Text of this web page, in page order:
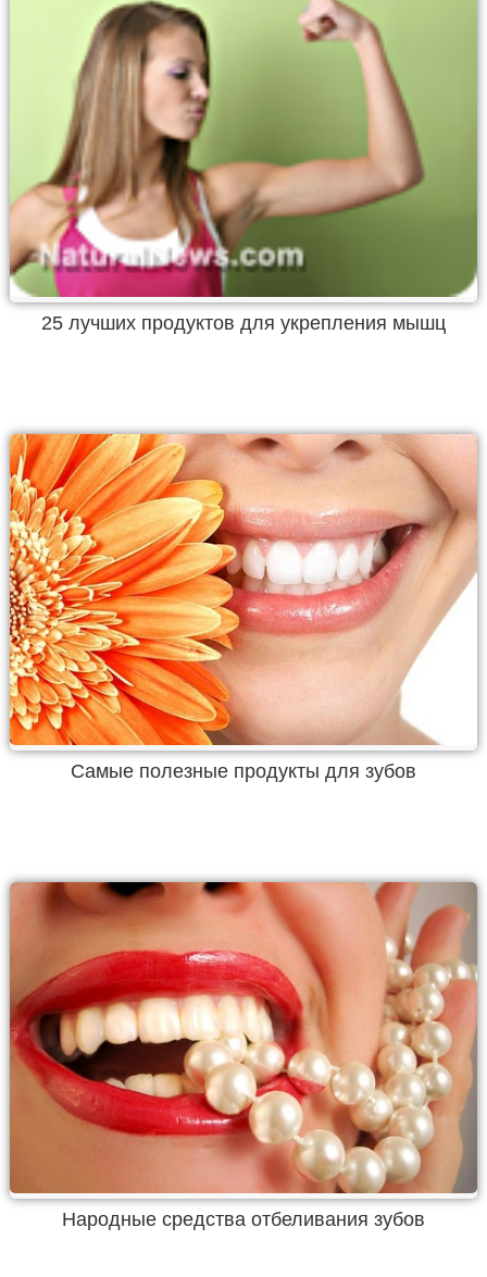
25 лучших продуктов для укрепления мышц
Самые полезные продукты для зубов
Народные средства отбеливания зубов